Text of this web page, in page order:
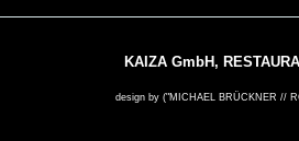
KAIZA GmbH,
design by ("MICHAEL BRÜCKNER //